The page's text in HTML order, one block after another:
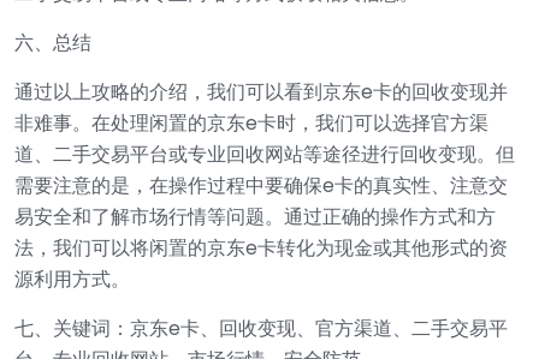
六、总结
通过以上攻略的介绍，我们可以看到京东e卡的回收变现并
非难事。在处理闲置的京东e卡时，我们可以选择官方渠
道、二手交易平台或专业回收网站等途径进行回收变现。但
需要注意的是，在操作过程中要确保e卡的真实性、注意交
易安全和了解市场行情等问题。通过正确的操作方式和方
法，我们可以将闲置的京东e卡转化为现金或其他形式的资
源利用方式。
七、关键词：京东e卡、回收变现、官方渠道、二手交易平